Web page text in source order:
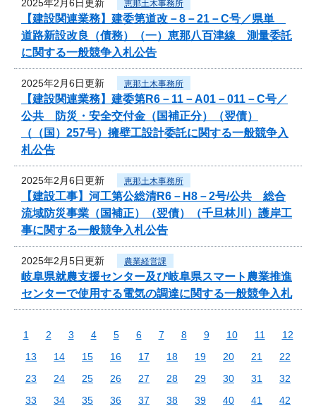
2025年2月6日更新 恵那土木事務所
【建設関連業務】建委第道改－8－21－C号／県単
道路新設改良（債務）（一）恵那八百津線 測量委託
に関する一般競争入札公告
2025年2月6日更新 恵那土木事務所
【建設関連業務】建委第R6－11－A01－011－C号／
公共 防災・安全交付金（国補正分）（翌債）
（（国）257号）擁壁工設計委託に関する一般競争入
札公告
2025年2月6日更新 恵那土木事務所
【建設工事】河工第公総清R6－H8－2号/公共 総合
流域防災事業（国補正）（翌債）（千旦林川）護岸工
事に関する一般競争入札公告
2025年2月5日更新 農業経営課
岐阜県就農支援センター及び岐阜県スマート農業推進
センターで使用する電気の調達に関する一般競争入札
1 2 3 4 5 6 7 8 9 10 11
12
13
14 15 16 17 18 19 20 21
22
23
24 25 26 27 28 29 30 31
32
33
34 35 36 37 38 39 40 41
42